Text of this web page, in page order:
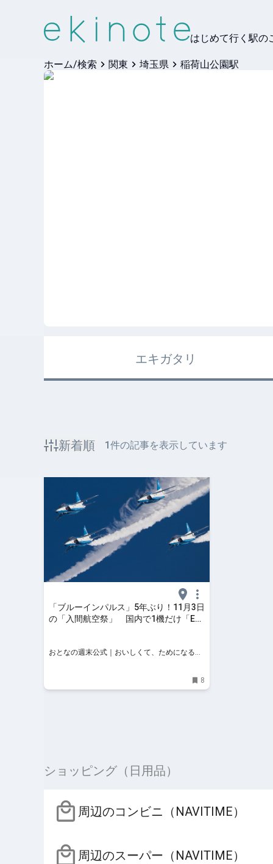
はじめて行く駅の
ホーム/検索 関東 埼玉県 稲荷山公園駅
エキガタリ
新着順 1件の記事を表示しています
「ブルーインパルス」5年ぶり！11月3日
の「入間航空祭」 国内で1機だけ「EC-
のニュースサイト
おとなの週末公式｜おいしくて、ためになる食
8
ショッピング（日用品）
周辺のコンビニ（NAVITIME）
周辺のスーパー（NAVITIME）